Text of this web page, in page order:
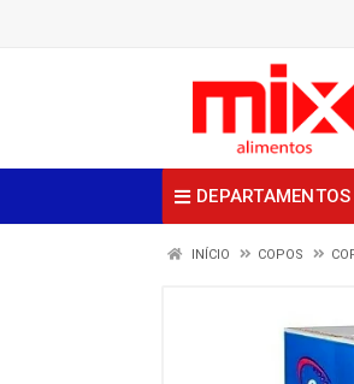
DEPARTAMENTOS
INÍCIO COPOS